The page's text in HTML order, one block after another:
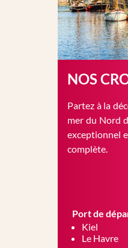
NOS
Partez à la
mer du Nord
exceptionnel
complète.
Port de
Kiel
Le Havre